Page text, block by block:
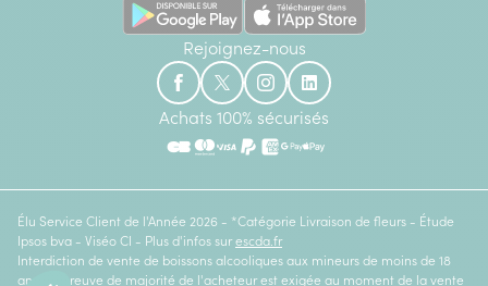
Rejoignez-nous
Achats 100% sécurisés
Élu Service Client de l'Année 2026 - *Catégorie Livraison de fleurs - Étude
Ipsos bva - Viséo CI - Plus d'infos sur escda.fr
Interdiction de vente de boissons alcooliques aux mineurs de moins de 18
ans. La preuve de majorité de l'acheteur est exigée au moment de la vente